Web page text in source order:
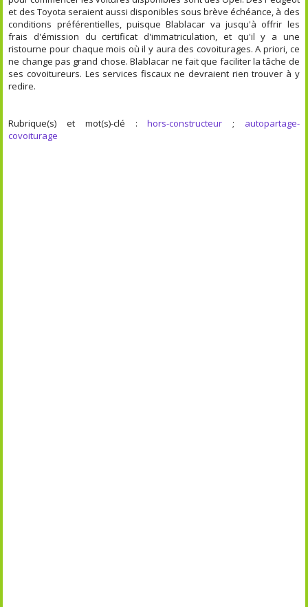
et des Toyota seraient aussi disponibles sous brève échéance, à des
conditions préférentielles, puisque Blablacar va jusqu'à offrir les
frais d'émission du certificat d'immatriculation, et qu'il y a une
ristourne pour chaque mois où il y aura des covoiturages. A priori, ce
ne change pas grand chose. Blablacar ne fait que faciliter la tâche de
ses covoitureurs. Les services fiscaux ne devraient rien trouver à y
redire.
Rubrique(s) et mot(s)-clé :hors-constructeur ; autopartage-
covoiturage